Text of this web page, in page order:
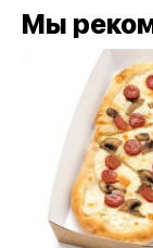
Мы